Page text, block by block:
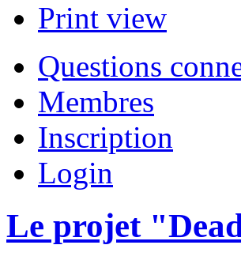
Print view
Questions
Membres
Inscription
Login
Le projet